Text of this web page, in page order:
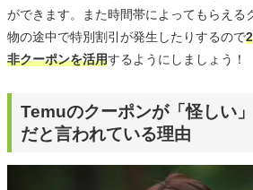
ができます。また時間帯によってもらえる
物の途中で特別割引が発生したりするので
非クーポンを活用するようにしましょう！
Temuのクーポンが「怪しい
だと言われている理由